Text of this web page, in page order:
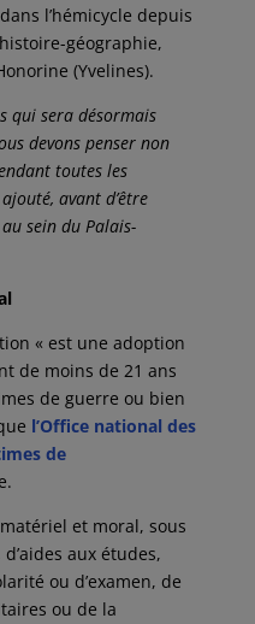
l’hémicycle depuis
géographie,
(Yvelines).
qui sera désormais
devons penser non
toutes les
avant d’être
sein du Palais-
« est une adoption
de moins de 21 ans
de guerre ou bien
l’Office national des
de
et moral, sous
aux études,
ou d’examen, de
ou de la